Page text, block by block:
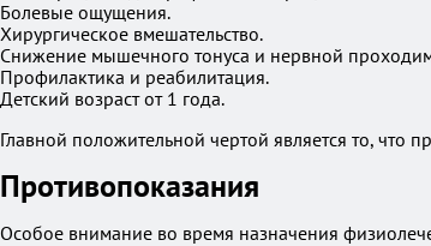
Болевые ощущения.
Хирургическое вмешательство.
Снижение мышечного тонуса и нервной
Профилактика и реабилитация.
Детский возраст от 1 года.
Главной положительной чертой является то, что
Противопоказания
Особое внимание во время назначения